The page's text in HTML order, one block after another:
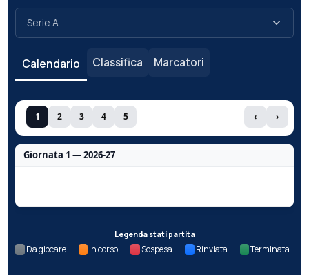
Calendario Classifica Marcatori
1 2 3 4 5 ‹ ›
Giornata 1 — 2026-27
Legenda stati partita
Da giocare In corso Sospesa Rinviata Terminata